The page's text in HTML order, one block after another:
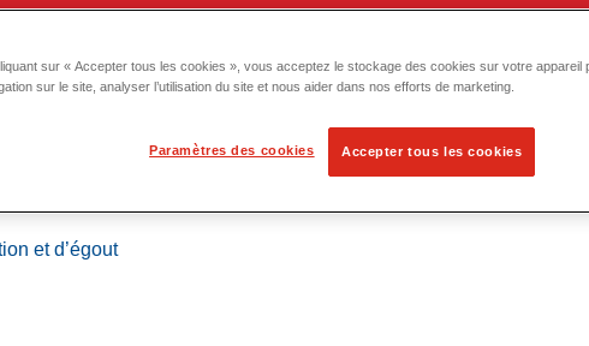
et localisation
et d’égout
sur « Accepter tous les cookies », vous acceptez le stockage des cookies sur votre appareil
sur le site, analyser l’utilisation du site et nous aider dans nos efforts de marketing.
Paramètres des cookies Accepter tous les cookies